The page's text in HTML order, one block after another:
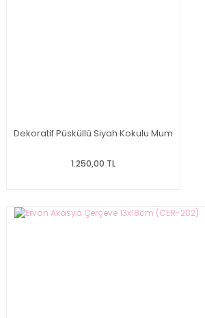
Dekoratif Püsküllü Siyah Kokulu Mum
1.250,00 TL